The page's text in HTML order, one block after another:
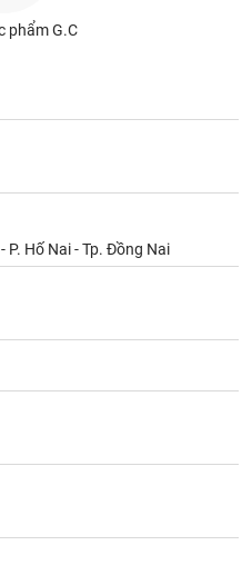
phẩm G.C
P. Hố Nai - Tp. Đồng Nai